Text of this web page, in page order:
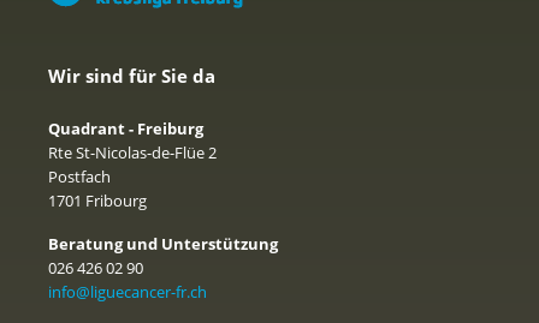
Wir sind für Sie da
Quadrant - Freiburg
Rte St-Nicolas-de-Flüe 2
Postfach
1701 Fribourg
Beratung und Unterstützung
026 426 02 90
info@liguecancer-fr.ch